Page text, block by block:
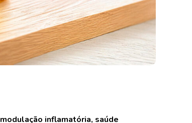
modulação inflamatória, saúde